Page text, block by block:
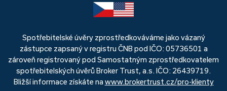
Spotřebitelské úvěry zprostředkováváme jako vázaný
zástupce zapsaný v registru ČNB pod IČO: 05736501 a
zároveň registrovaný pod Samostatným zprostředkovatelem
spotřebitelských úvěrů Broker Trust, a.s. IČO: 26439719.
Bližší informace získáte na www.brokertrust.cz/pro-klienty